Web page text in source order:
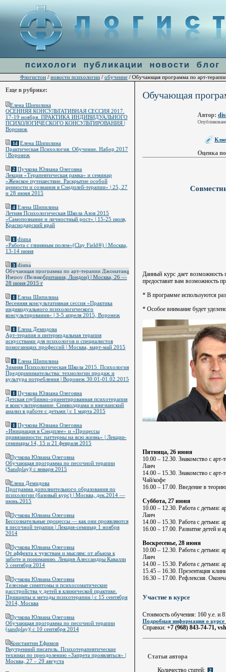
: file_get_contents(http://ulogin.ru/token.php?token=&host=flogiston.ru) [
Обучающая
Автор:
Оценка
Данный курс дает возможность
предоставит вам возможность
* В программе используются
* Особое внимание будет
Пятница, 26 июня
10.00 – 12.30. Знакомство с
Ланч
14.00 – 15.30. Знакомство с
Чай/кофе
16.00 – 17.00. Введение в
Суббота, 27 июня
10.00 – 12.30. Работа с детьми:
Ланч
14.00 – 15.30. Работа с детьми:
16.00 – 17.00. Развитие детей и
Воскресенье, 28 июня
10.00 – 12.30. Работа с детьми:
Ланч
14.00 – 15.30. Работа с детьми:
15.45 – 16.30. Презентация
16.30 – 17.00. Рефлексия.
Участие в курсе
Стоимость обучения: 160 у.е. и
Подробная информация о курсе
Справки: +7 (968) 843-74-71,
Статьи автора
Количество статей:
2
психологи публикации новости блог
Флогистон / новости психологии / обучение / Обучающая программа по арт-
Еще в рубрике:
Елена Шипилина
ОСЕННЯЯ КОНСУЛЬТАТИВНАЯ СЕССИЯ 2017.
17-19 ноября. ПРАКТИКА ИНДИВИДУАЛЬНОГО
ПСИХОЛОГИЧЕСКОГО КОНСУЛЬТИРОВАНИЯ |
Воронеж
14 Елена Шипилина
Практическая Психология. Обучение. Набор 2017
| Воронеж
2 Пучкова Юлиана Олеговна
Лекция «Терапевтическая рамка» и семинар
«Женское путешествие. Раскрытие особой
ценности и сознания в Сэндплей-терапии» | 25, 27
и 28 июня 2015
4 Елена Шипилина
Летняя Психологическая Школа Азов 2015
«Самопознание и личностный рост» | 15-25 июля,
Краснодарский край
1 disma
«Работа с глиняным полем»(Clay Field®) | Москва,
13-14 июня
3 disma
Обучающая программа по арт-терапии Джонатана
Изероу (Великобритания, Лондон) | Москва, 26 —
28 июня 2015 г
1 Елена Шипилина
Весенняя консультативная сессия «Практика
индивидуального психологического
консультирования» | 3-5 апреля 2015, Воронеж
1 Елена Демидова
Арт-терапия и интермодальная терапия
искусствами для психологов и специалистов
помогающих профессий | Москва, март-май 2015
1 Елена Шипилина
Зимняя Психологическая Школа 2015. Психология
Предпринимательства: технологии продаж и
культура потребления | Воронеж 30.01-01.02.2015
1 Пучкова Юлиана Олеговна
Детская глубинно-ориентированная психотерапия
и консультирование. Символдрама и юнгианский
анализ в работе с детьми | c 1 марта 2015
1 Пучкова Юлиана Олеговна
«Инициация в Сэндплее» и «Процессы
привязанности: паттерны на всю жизнь» | Лекции-
семинары 14, 15 и 21 февраля 2015
Пучкова Юлиана Олеговна
Обучающая программа по песочной терапии
(Sandplay)| с января 2015
Елена Демидова
Программа дополнительного образования по
психологии (базовый курс) | Москва, дек.2014 —
июнь.2015
Пучкова Юлиана Олеговна
Бессознательные процессы — как они проявляются
в песочной терапии | Лекция-семинар 1 ноября
2014
Пучкова Юлиана Олеговна
От аффекта к чувствам и мыслям: от абьюза к
заботе и пониманию. Лекция Алессандры Кавалли
5 сентября 2014
Пучкова Юлиана Олеговна
Телесные симптомы и психосоматические
расстройства у детей в клинической практике.
Принципы и методы психотерапии | с 15 сентября
2014, Москва
Пучкова Юлиана Олеговна
Обучающая программа по песочной терапии
(sandplay)| с 10 сентября 2014
Константин Ефимов
Внутренний писатель. Психотерапевтические
техники по преодолению «Запрета проявляться» |
Москва, 27 – 29 августа